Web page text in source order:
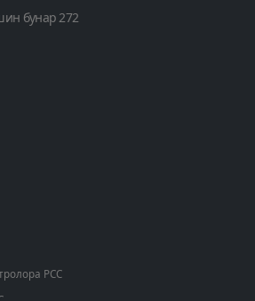
бунар 272
РСС